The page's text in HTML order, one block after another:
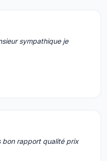
sympathique je
bon rapport qualité prix